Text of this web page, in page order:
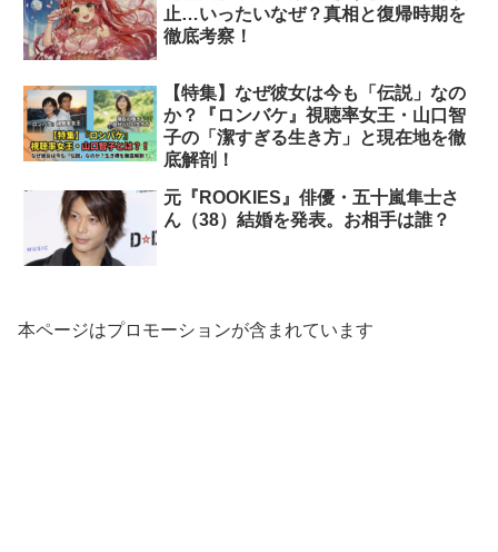
止…いったいなぜ？真相と復帰時期を
徹底考察！
【特集】なぜ彼女は今も「伝説」なの
か？『ロンバケ』視聴率女王・山口智
子の「潔すぎる生き方」と現在地を徹
底解剖！
元『ROOKIES』俳優・五十嵐隼士さ
ん（38）結婚を発表。お相手は誰？
本ページはプロモーションが含まれています